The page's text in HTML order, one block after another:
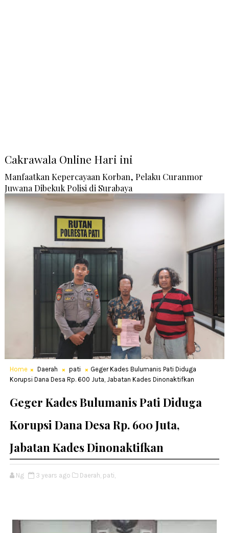
Cakrawala Online Hari ini
Manfaatkan Kepercayaan Korban, Pelaku Curanmor
Juwana Dibekuk Polisi di Surabaya
Home Daerah pati
Geger Kades Bulumanis Pati Diduga
Korupsi Dana Desa Rp. 600 Juta, Jabatan Kades Dinonaktifkan
Geger Kades Bulumanis Pati Diduga
Korupsi Dana Desa Rp. 600 Juta,
Jabatan Kades Dinonaktifkan
Ng 3 years ago Daerah, pati,